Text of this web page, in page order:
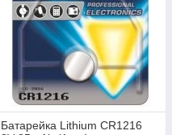
Батарейка Lithium CR1216